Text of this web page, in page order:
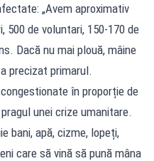
„Avem aproximativ
500 de voluntari, 150-170 de
Dacă nu mai plouă, mâine
precizat primarul.
în proporție de
unei crize umanitare.
bani, apă, cizme, lopeți,
care să vină să pună mâna